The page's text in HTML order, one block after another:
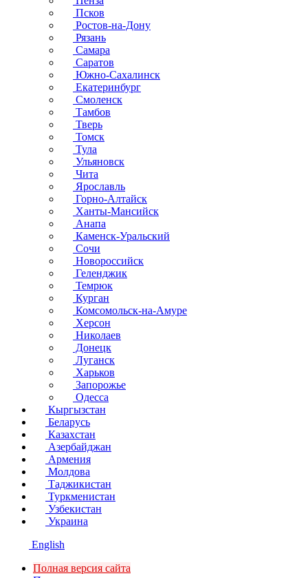
Псков
Ростов-на-Дону
Рязань
Самара
Саратов
Южно-Сахалинск
Екатеринбург
Смоленск
Тамбов
Тверь
Томск
Тула
Ульяновск
Чита
Ярославль
Горно-Алтайск
Ханты-Мансийск
Анапа
Каменск-Уральский
Сочи
Новороссийск
Геленджик
Темрюк
Курган
Комсомольск-на-Амуре
Херсон
Николаев
Донецк
Луганск
Харьков
Запорожье
Одесса
Кыргызстан
Беларусь
Казахстан
Азербайджан
Армения
Молдова
Таджикистан
Туркменистан
Узбекистан
Украина
English
Полная версия сайта